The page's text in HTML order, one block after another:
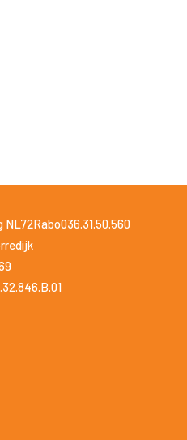
NL72Rabo036.31.50.560